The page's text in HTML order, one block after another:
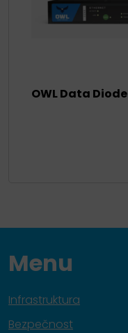
OWL Data Diode
Menu
Infrastruktura
Bezpečnost